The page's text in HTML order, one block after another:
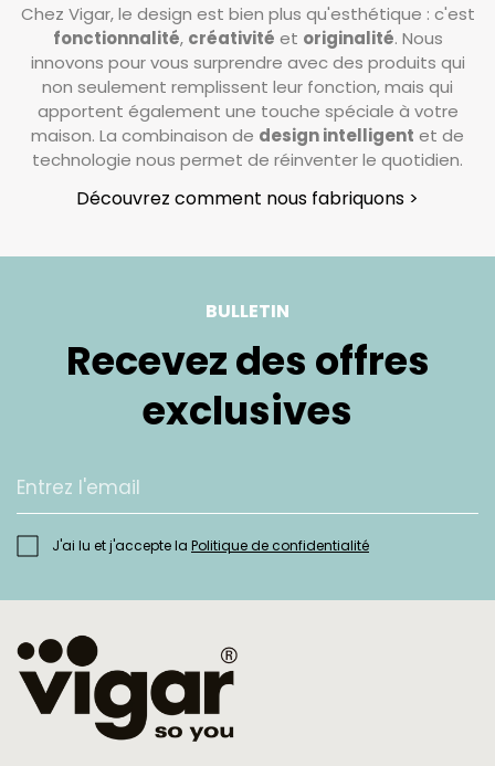
Chez Vigar, le design est bien plus qu'esthétique : c'est
fonctionnalité, créativité et originalité. Nous
innovons pour vous surprendre avec des produits qui
non seulement remplissent leur fonction, mais qui
apportent également une touche spéciale à votre
maison. La combinaison de design intelligent et de
technologie nous permet de réinventer le quotidien.
Découvrez comment nous fabriquons >
BULLETIN
Recevez des offres
exclusives
J'ai lu et j'accepte la Politique de confidentialité